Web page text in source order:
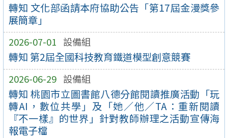
轉知 文化部函請本府協助公告「第17屆金漫獎參
展簡章」
2026-07-01 設備組
轉知 第2屆全國科技教育鐵道模型創意競賽
2026-06-29 設備組
轉知 桃園市立圖書館八德分館閱讀推廣活動「玩
轉AI，數位共學」及「她／他／TA：重新閱讀
『不一樣』的世界」針對教師辦理之活動宣傳海
報電子檔